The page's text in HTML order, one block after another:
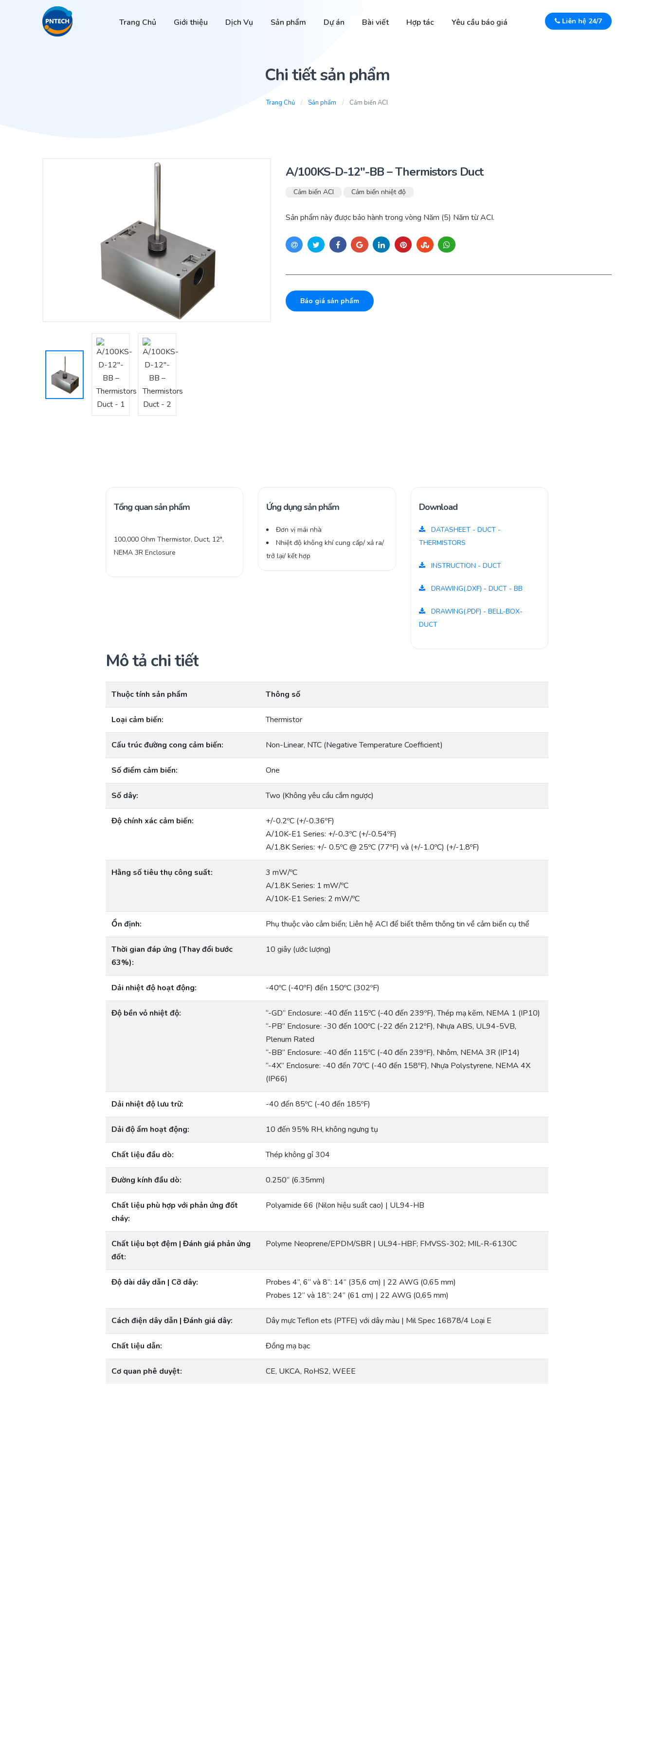
Trang Chủ Giới thiệu Dịch Vụ Sản phẩm Dự án Bài viết Hợp tác Yêu cầu báo giá Liên hệ 24/7
Chi tiết sản phẩm
Trang Chủ Sản phẩm Cảm biến ACI
A/100KS-D-12″-BB – Thermistors Duct
Cảm biến ACI Cảm biến nhiệt độ
Sản phẩm này được bảo hành trong vòng Năm (5) Năm từ ACI.
Báo giá sản phẩm
Tổng quan sản phẩm
100,000 Ohm Thermistor, Duct, 12″,
NEMA 3R Enclosure
Ứng dụng sản phẩm
Đơn vị mái nhà
Nhiệt độ không khí cung cấp/ xả ra/
trở lại/ kết hợp
Download
DATASHEET - DUCT -
THERMISTORS
INSTRUCTION - DUCT
DRAWING(.DXF) - DUCT - BB
DRAWING(.PDF) - BELL-BOX-
DUCT
Mô tả chi tiết
Thuộc tính sản phẩm Thông số
Loại cảm biến: Thermistor
Cấu trúc đường cong cảm biến: Non-Linear, NTC (Negative Temperature Coeffıcient)
Số điểm cảm biến: One
Số dây: Two (Không yêu cầu cắm ngược)
Độ chính xác cảm biến:
+/-0.2ºC (+/-0.36ºF)
A/10K-E1 Series: +/-0.3ºC (+/-0.54ºF)
A/1.8K Series: +/- 0.5ºC @ 25ºC (77ºF) và (+/-1.0ºC) (+/-1.8ºF)
Hằng số tiêu thụ công suất:
3 mW/ºC
A/1.8K Series: 1 mW/ºC
A/10K-E1 Series: 2 mW/ºC
Ổn định: Phụ thuộc vào cảm biến; Liên hệ ACI để biết thêm thông tin về cảm biến cụ thể
Thời gian đáp ứng (Thay đổi bước
63%):
10 giây (ước lượng)
Dải nhiệt độ hoạt động: -40ºC (-40ºF) đến 150ºC (302ºF)
Độ bền vỏ nhiệt độ:
“-GD” Enclosure: -40 đến 115ºC (-40 đến 239ºF), Thép mạ kẽm, NEMA 1 (IP10)
“-PB” Enclosure: -30 đến 100ºC (-22 đến 212ºF), Nhựa ABS, UL94-5VB,
Plenum Rated
“-BB” Enclosure: -40 đến 115ºC (-40 đến 239ºF), Nhôm, NEMA 3R (IP14)
“-4X” Enclosure: -40 đến 70ºC (-40 đến 158ºF), Nhựa Polystyrene, NEMA 4X
(IP66)
Dải nhiệt độ lưu trữ: -40 đến 85ºC (-40 đến 185ºF)
Dải độ ẩm hoạt động: 10 đến 95% RH, không ngưng tụ
Chất liệu đầu dò: Thép không gỉ 304
Đường kính đầu dò: 0.250” (6.35mm)
Chất liệu phù hợp với phản ứng đốt
cháy:
Polyamide 66 (Nilon hiệu suất cao) | UL94-HB
Chất liệu bọt đệm | Đánh giá phản ứng
đốt:
Polyme Neoprene/EPDM/SBR | UL94-HBF; FMVSS-302; MIL-R-6130C
Độ dài dây dẫn | Cỡ dây:
Probes 4”, 6” và 8”: 14” (35,6 cm) | 22 AWG (0,65 mm)
Probes 12” và 18”: 24” (61 cm) | 22 AWG (0,65 mm)
Cách điện dây dẫn | Đánh giá dây: Dây mực Teflon ets (PTFE) với dây màu | Mil Spec 16878/4 Loại E
Chất liệu dẫn: Đồng mạ bạc
Cơ quan phê duyệt: CE, UKCA, RoHS2, WEEE